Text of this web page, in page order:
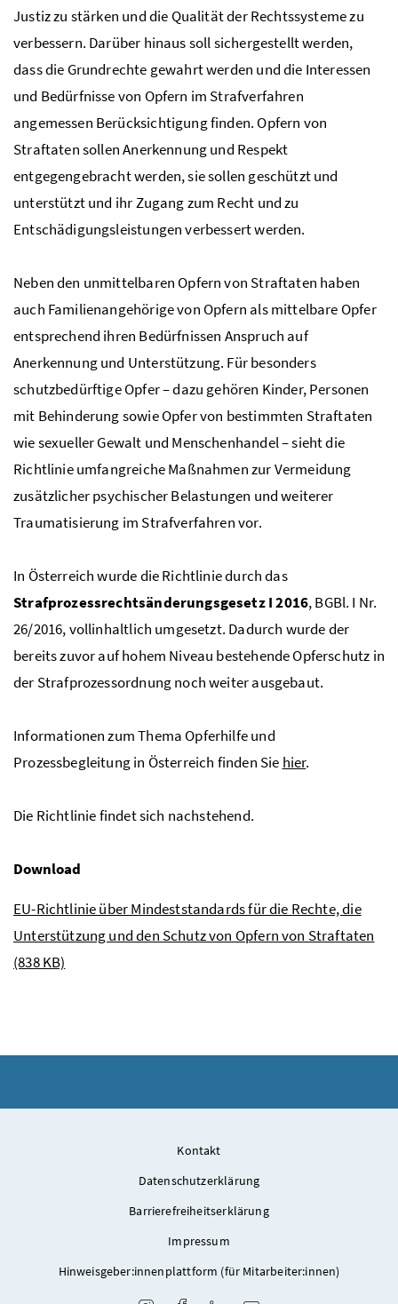
Justiz zu stärken und die Qualität der Rechtssysteme zu
verbessern. Darüber hinaus soll sichergestellt werden,
dass die Grundrechte gewahrt werden und die Interessen
und Bedürfnisse von Opfern im Strafverfahren
angemessen Berücksichtigung finden. Opfern von
Straftaten sollen Anerkennung und Respekt
entgegengebracht werden, sie sollen geschützt und
unterstützt und ihr Zugang zum Recht und zu
Entschädigungsleistungen verbessert werden.
Neben den unmittelbaren Opfern von Straftaten haben
auch Familienangehörige von Opfern als mittelbare Opfer
entsprechend ihren Bedürfnissen Anspruch auf
Anerkennung und Unterstützung. Für besonders
schutzbedürftige Opfer – dazu gehören Kinder, Personen
mit Behinderung sowie Opfer von bestimmten Straftaten
wie sexueller Gewalt und Menschenhandel – sieht die
Richtlinie umfangreiche Maßnahmen zur Vermeidung
zusätzlicher psychischer Belastungen und weiterer
Traumatisierung im Strafverfahren vor.
In Österreich wurde die Richtlinie durch das
Strafprozessrechtsänderungsgesetz I 2016, BGBl. I Nr.
26/2016, vollinhaltlich umgesetzt. Dadurch wurde der
bereits zuvor auf hohem Niveau bestehende Opferschutz in
der Strafprozessordnung noch weiter ausgebaut.
Informationen zum Thema Opferhilfe und
Prozessbegleitung in Österreich finden Sie hier.
Die Richtlinie findet sich nachstehend.
Download
EU-Richtlinie über Mindeststandards für die Rechte, die
Unterstützung und den Schutz von Opfern von Straftaten
(838 KB)
Kontakt
Datenschutzerklärung
Barrierefreiheitserklärung
Impressum
Hinweisgeber:innenplattform (für Mitarbeiter:innen)